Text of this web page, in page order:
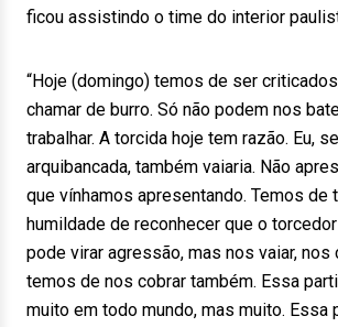
ficou assistindo o time do interior
“Hoje (domingo) temos de ser
chamar de burro. Só não podem nos
trabalhar. A torcida hoje tem razão. Eu,
arquibancada, também vaiaria. Não
que vínhamos apresentando. Temos de
humildade de reconhecer que o
pode virar agressão, mas nos vaiar, nos
temos de nos cobrar também. Essa
muito em todo mundo, mas muito. Essa